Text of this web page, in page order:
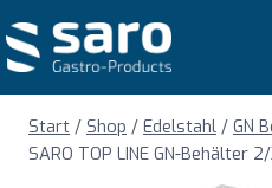
Inhalt
springen
Start / Shop / Edelstahl / GN
SARO TOP LINE GN-Behälter